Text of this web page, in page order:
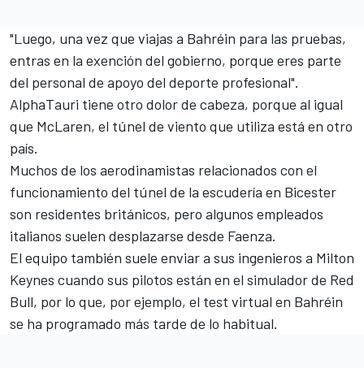
"Luego, una vez que viajas a Bahréin para las pruebas,
entras en la exención del gobierno, porque eres parte
del personal de apoyo del deporte profesional".
AlphaTauri tiene otro dolor de cabeza, porque al igual
que McLaren, el túnel de viento que utiliza está en otro
país.
Muchos de los aerodinamistas relacionados con el
funcionamiento del túnel de la escudería en Bicester
son residentes británicos, pero algunos empleados
italianos suelen desplazarse desde Faenza.
El equipo también suele enviar a sus ingenieros a Milton
Keynes cuando sus pilotos están en el simulador de Red
Bull, por lo que, por ejemplo, el test virtual en Bahréin
se ha programado más tarde de lo habitual.